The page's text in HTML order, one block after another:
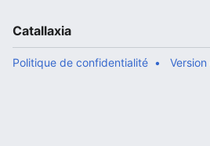
Catallaxia
Politique de confidentialité